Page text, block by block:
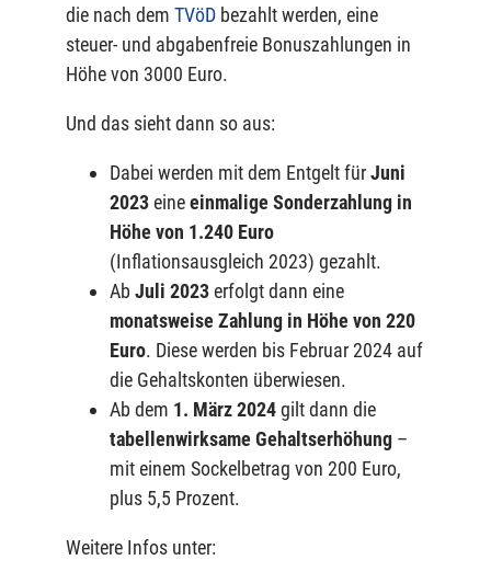
die nach dem TVöD bezahlt werden, eine
steuer- und abgabenfreie Bonuszahlungen in
Höhe von 3000 Euro.
Und das sieht dann so aus:
Dabei werden mit dem Entgelt fürJuni
2023eineeinmalige Sonderzahlung in
Höhe von 1.240 Euro
(Inflationsausgleich 2023) gezahlt.
Ab Juli 2023erfolgt dann eine
monatsweise Zahlung in Höhe von 220
Euro. Diese werden bis Februar 2024 auf
die Gehaltskonten überwiesen.
Ab dem 1. März 2024gilt dann die
tabellenwirksame Gehaltserhöhung –
mit einem Sockelbetrag von 200 Euro,
plus 5,5 Prozent.
Weitere Infos unter: